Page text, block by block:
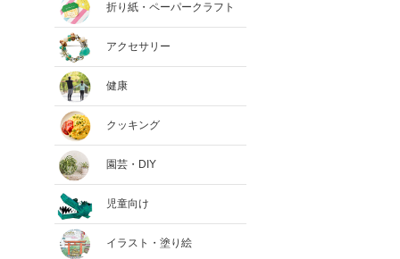
折り紙・ペーパークラフト
アクセサリー
健康
クッキング
園芸・DIY
児童向け
イラスト・塗り絵